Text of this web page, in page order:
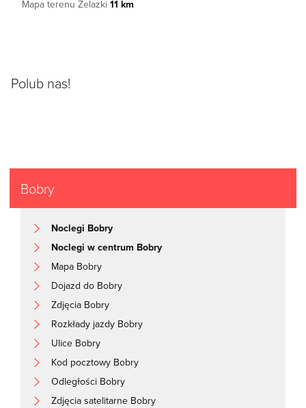
Mapa terenu Żelazki 11 km
Polub nas!
Bobry
Noclegi Bobry
Noclegi w centrum Bobry
Mapa Bobry
Dojazd do Bobry
Zdjęcia Bobry
Rozkłady jazdy Bobry
Ulice Bobry
Kod pocztowy Bobry
Odległości Bobry
Zdjęcia satelitarne Bobry